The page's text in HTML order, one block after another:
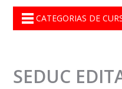
CATEGORIAS DE
SEDUC